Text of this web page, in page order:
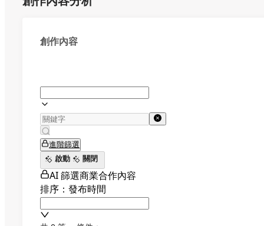
創作內容
進階篩選
啟動
關閉
AI 篩選商業合作內容
排序：發布時間